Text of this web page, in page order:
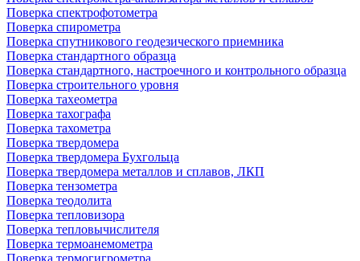
Поверка спектрофотометра
Поверка спирометра
Поверка спутникового геодезического приемника
Поверка стандартного образца
Поверка стандартного, настроечного и контрольного образца
Поверка строительного уровня
Поверка тахеометра
Поверка тахографа
Поверка тахометра
Поверка твердомера
Поверка твердомера Бухгольца
Поверка твердомера металлов и сплавов, ЛКП
Поверка тензометра
Поверка теодолита
Поверка тепловизора
Поверка тепловычислителя
Поверка термоанемометра
Поверка термогигрометра